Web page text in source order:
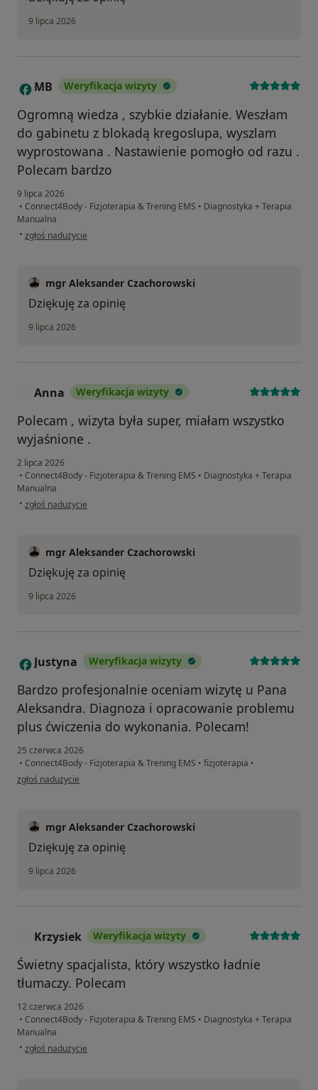
9 lipca 2026
M MB Weryfikacja wizyty
Ogromną wiedza , szybkie działanie. Weszłam
do gabinetu z blokadą kregoslupa, wyszlam
wyprostowana . Nastawienie pomogło od razu .
Polecam bardzo
9 lipca 2026
• Connect4Body - Fizjoterapia & Trening EMS • Diagnostyka + Terapia
Manualna
• w opinii użytkownika MB
zgłoś nadużycie
mgr Aleksander Czachorowski
Dziękuję za opinię
9 lipca 2026
Anna Weryfikacja wizyty
Polecam , wizyta była super, miałam wszystko
wyjaśnione .
2 lipca 2026
• Connect4Body - Fizjoterapia & Trening EMS • Diagnostyka + Terapia
Manualna
• w opinii użytkownika Anna
zgłoś nadużycie
mgr Aleksander Czachorowski
Dziękuję za opinię
9 lipca 2026
J Justyna Weryfikacja wizyty
Bardzo profesjonalnie oceniam wizytę u Pana
Aleksandra. Diagnoza i opracowanie problemu
plus ćwiczenia do wykonania. Polecam!
25 czerwca 2026
• Connect4Body - Fizjoterapia & Trening EMS • fizjoterapia •
w opinii użytkownika Justyna
zgłoś nadużycie
mgr Aleksander Czachorowski
Dziękuję za opinię
9 lipca 2026
Krzysiek Weryfikacja wizyty
Świetny spacjalista, który wszystko ładnie
tłumaczy. Polecam
12 czerwca 2026
• Connect4Body - Fizjoterapia & Trening EMS • Diagnostyka + Terapia
Manualna
• w opinii użytkownika Krzysiek
zgłoś nadużycie